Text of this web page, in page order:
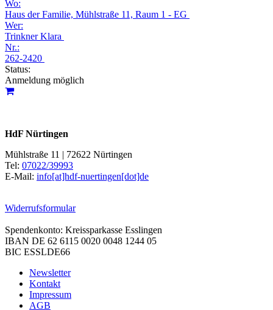
Wo:
Haus der Familie, Mühlstraße 11, Raum 1 - EG
Wer:
Trinkner Klara
Nr.:
262-2420
Status:
Anmeldung möglich
HdF Nürtingen
Mühlstraße 11 | 72622 Nürtingen
Tel: 07022/39993
E-Mail: info[at]hdf-nuertingen[dot]de
Widerrufsformular
Spendenkonto: Kreissparkasse Esslingen
IBAN DE 62 6115 0020 0048 1244 05
BIC ESSLDE66
Newsletter
Kontakt
Impressum
AGB